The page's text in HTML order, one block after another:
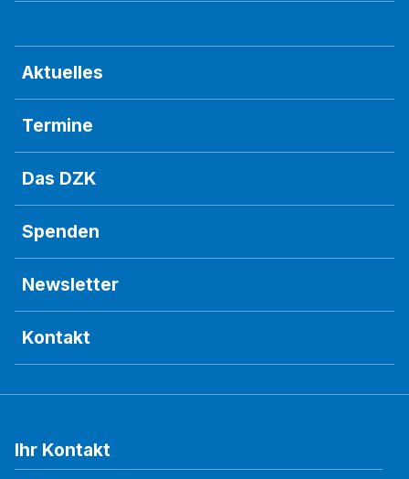
Aktuelles
Termine
Das DZK
Spenden
Newsletter
Kontakt
Ihr Kontakt